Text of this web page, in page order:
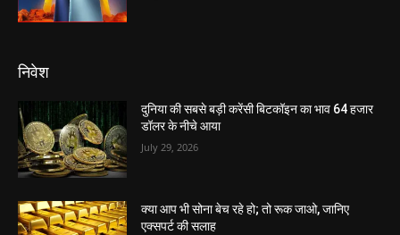
निवेश
दुनिया की सबसे बड़ी करेंसी बिटकॉइन का भाव 64 हजार
डॉलर के नीचे आया
July 29, 2026
क्या आप भी सोना बेच रहे हो; तो रूक जाओ, जानिए
एक्सपर्ट की सलाह